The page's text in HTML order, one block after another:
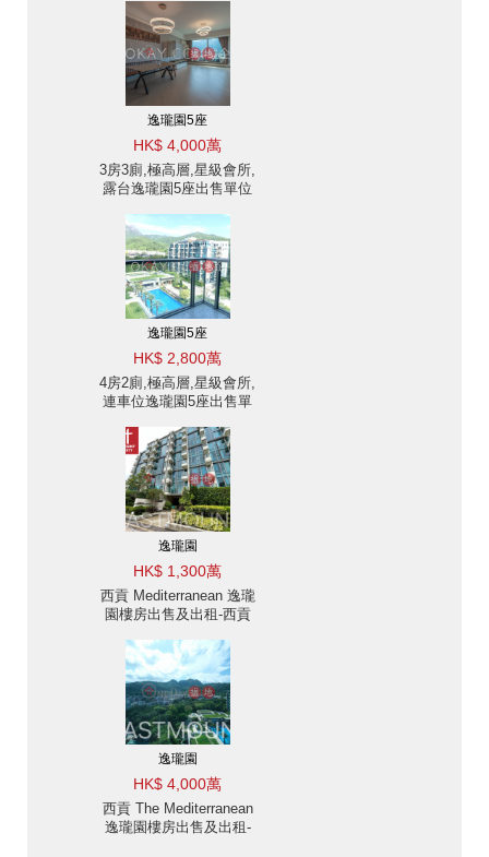
逸瓏園5座
HK$ 4,000萬
3房3廁,極高層,星級會所,
露台逸瓏園5座出售單位
逸瓏園5座
HK$ 2,800萬
4房2廁,極高層,星級會所,
連車位逸瓏園5座出售單
逸瓏園
HK$ 1,300萬
西貢 Mediterranean 逸瓏
園樓房出售及出租-西貢
中心| 物業 ID: 2137逸瓏
園出售單位
逸瓏園
HK$ 4,000萬
西貢 The Mediterranean
逸瓏園樓房出售及出租-